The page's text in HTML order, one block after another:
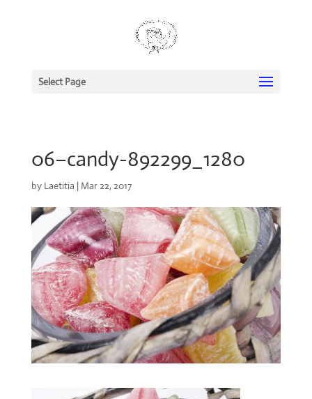
Select Page
06–candy-892299_1280
by Laetitia | Mar 22, 2017